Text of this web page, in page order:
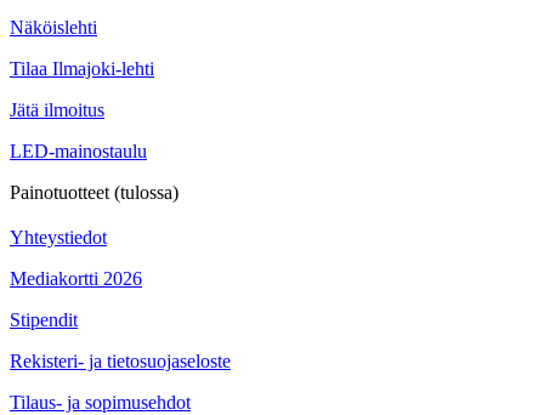
Näköislehti
Tilaa Ilmajoki-lehti
Jätä ilmoitus
LED-mainostaulu
Painotuotteet (tulossa)
Yhteystiedot
Mediakortti 2026
Stipendit
Rekisteri- ja tietosuojaseloste
Tilaus- ja sopimusehdot